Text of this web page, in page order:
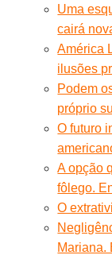
Uma
cairá
América
ilusões
Podem
próprio
O futuro
A opção
fôlego.
O
Mariana.